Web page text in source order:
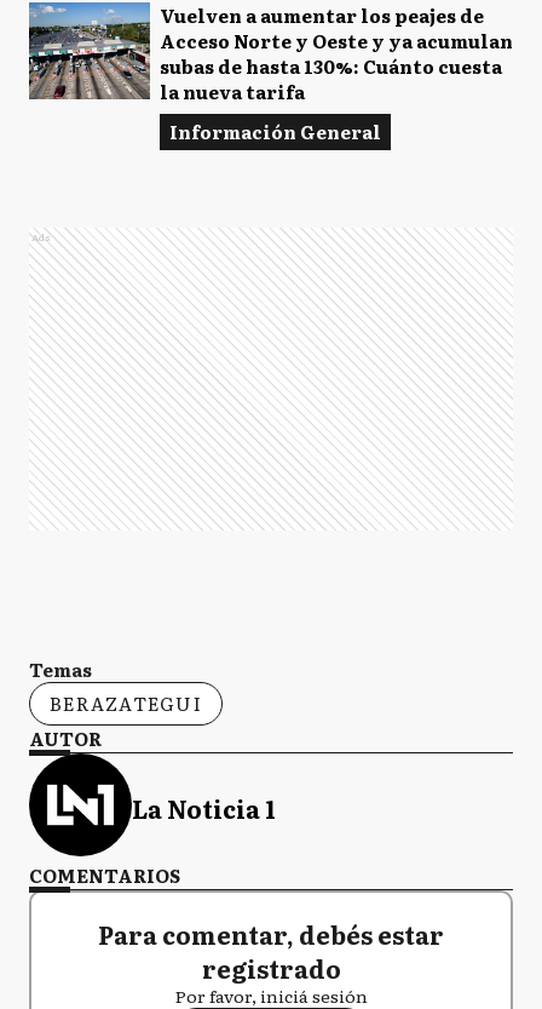
Vuelven a aumentar los peajes de
Acceso Norte y Oeste y ya acumulan
subas de hasta 130%: Cuánto cuesta
la nueva tarifa
Información General
Ads
Temas
BERAZATEGUI
AUTOR
La Noticia 1
COMENTARIOS
Para comentar, debés estar
registrado
Por favor, iniciá sesión